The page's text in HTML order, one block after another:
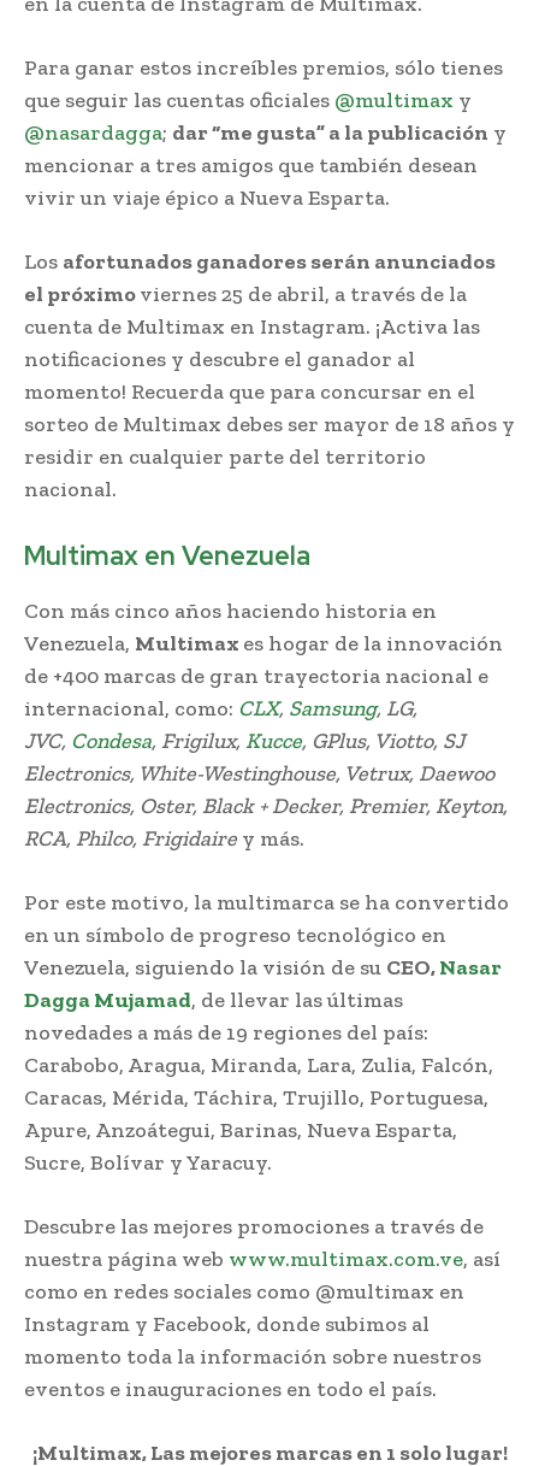
Para ganar estos increíbles premios, sólo tienes
que seguir las cuentas oficiales @multimax y
@nasardagga; dar “me gusta” a la publicación y
mencionar a tres amigos que también desean
vivir un viaje épico a Nueva Esparta.
Los afortunados ganadores serán anunciados
el próximoviernes 25 de abril, a través de la
cuenta de Multimax en Instagram. ¡Activa las
notificaciones y descubre el ganador al
momento! Recuerda que para concursar en el
sorteo de Multimax debes ser mayor de 18 años y
residir en cualquier parte del territorio
nacional.
Multimax en Venezuela
Con más cinco años haciendo historia en
Venezuela, Multimax es hogar de la innovación
de +400 marcas de gran trayectoria nacional e
internacional, como: CLX, Samsung, LG,
JVC, Condesa, Frigilux, Kucce, GPlus, Viotto, SJ
Electronics, White-Westinghouse, Vetrux, Daewoo
Electronics, Oster, Black + Decker, Premier, Keyton,
RCA, Philco, Frigidairey más.
Por este motivo, la multimarca se ha convertido
en un símbolo de progreso tecnológico en
Venezuela, siguiendo la visión de su CEO,Nasar
Dagga Mujamad, de llevar las últimas
novedades a más de 19 regiones del país:
Carabobo, Aragua, Miranda, Lara, Zulia, Falcón,
Caracas, Mérida, Táchira, Trujillo, Portuguesa,
Apure, Anzoátegui, Barinas, Nueva Esparta,
Sucre, Bolívar y Yaracuy.
Descubre las mejores promociones a través de
nuestra página web www.multimax.com.ve, así
como en redes sociales como @multimax en
Instagram y Facebook, donde subimos al
momento toda la información sobre nuestros
eventos e inauguraciones en todo el país.
¡Multimax, Las mejores marcas en 1 solo lugar!